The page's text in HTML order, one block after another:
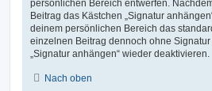
persönlichen Bereich entwerfen.
Beitrag das Kästchen „Signatur
deinem persönlichen Bereich das
einzelnen Beitrag dennoch ohne
„Signatur anhängen“ wieder deaktivieren.
Nach oben